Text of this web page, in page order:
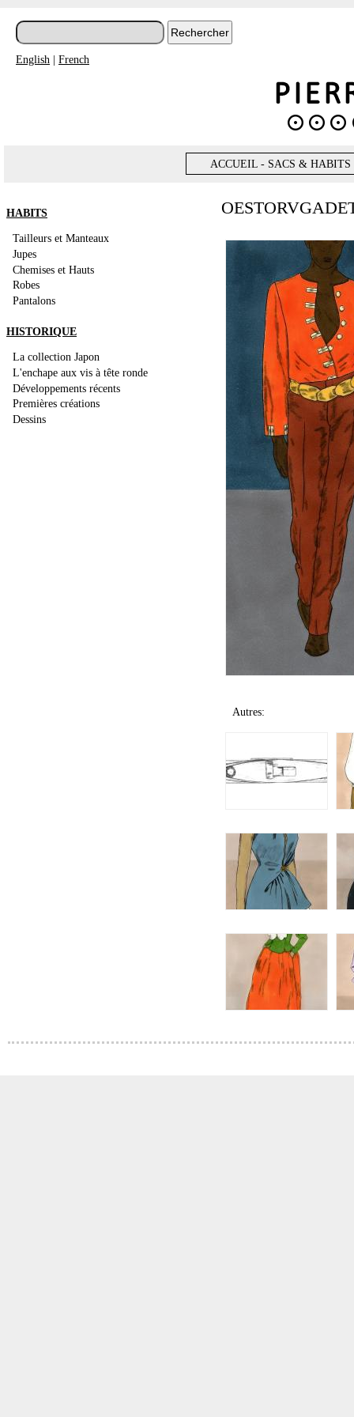
English | French
ACCUEIL - SACS & HABITS
HABITS
Tailleurs et Manteaux
Jupes
Chemises et Hauts
Robes
Pantalons
HISTORIQUE
La collection Japon
L'enchape aux vis à tête ronde
Développements récents
Premières créations
Dessins
Autres: